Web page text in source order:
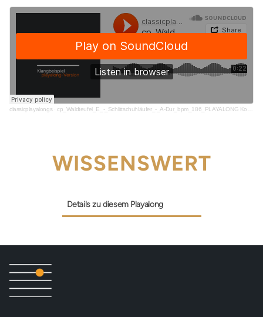
classicplayalongs·cp_Waldteufel_E_-_Schlittschuhläufer_-_A-Dur_bpm_186_PLAYALONG Kopie_snippet
WISSENSWERT
Details zu diesem Playalong